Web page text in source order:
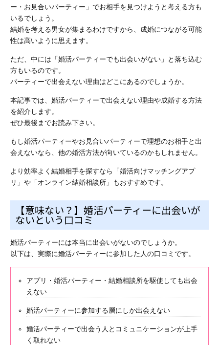
ー・お見合いパーティー」でお相手を見つけようと考える方も
いるでしょう。
結婚を考える男女が集まるわけですから、成婚につながる可能
性は高いように思えます。
ただ、中には 「婚活パーティーでも出会いがない」
と落ち込む
方もいるのです。
パーティーで出会えない理由はどこにあるのでしょうか。
本記事では、婚活パーティーで出会えない理由や成婚する方法
を紹介します。
ぜひ最後までお読み下さい。
もし婚活パーティーやお見合いパーティーで理想のお相手と出
会えないなら、他の婚活方法が向いているのかもしれません。
より効率よく結婚相手を探すなら「婚活向けマッチングアプ
リ」や「オンライン結婚相談所」もおすすめです。
【意味ない？】婚活パーティーに出会いが
ないという口コミ
婚活パーティーには本当に出会いがないのでしょうか。
以下は、実際に婚活パーティーに参加した人の口コミです。
アプリ・婚活パーティー・結婚相談所を駆使しても出会
えない
婚活パーティーに参加する層にしか出会えない
婚活パーティーで出会う人とコミュニケーションが上手
く取れない